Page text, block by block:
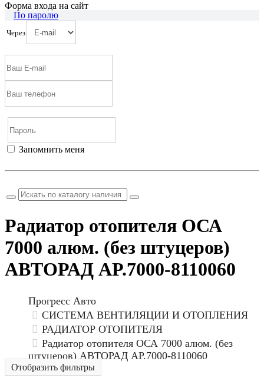
Форма входа на сайт
По паролю
Через
Запомнить меня
Радиатор отопителя ОСА
7000 алюм. (без штуцеров)
АВТОРАД AP.7000-8110060
Прогресс Авто
СИСТЕМА ВЕНТИЛЯЦИИ И ОТОПЛЕНИЯ
РАДИАТОР ОТОПИТЕЛЯ
Радиатор отопителя ОСА 7000 алюм. (без
штуцеров) АВТОРАД AP.7000-8110060
Отобразить фильтры